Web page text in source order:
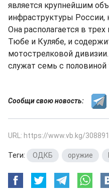
является крупнейшим
инфраструктуры России,
Она располагается в
Тюбе и Кулябе, и
мотострелковой
служат семь с половиной
Сообщи свою новость:
URL: https://www.vb.kg/308891
Теги: ОДКБ оружие